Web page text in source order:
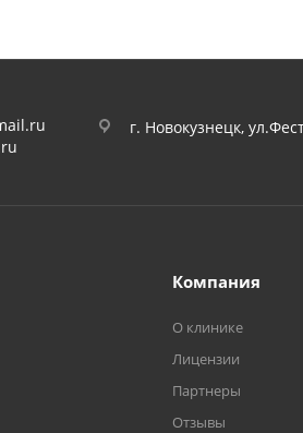
г. Новокузнецк,
Компания
О клинике
Лицензии
Партнеры
Отзывы